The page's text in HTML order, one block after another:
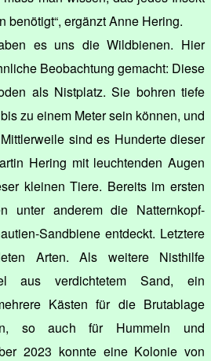
benötigt“, ergänzt Anne Hering.
es uns die Wildbienen. Hier
Beobachtung gemacht: Diese
als Nistplatz. Sie bohren tiefe
zu einem Meter sein können, und
sind es Hunderte dieser
Hering mit leuchtenden Augen
kleinen Tiere. Bereits im ersten
unter anderem die Natternkopf-
Sandbiene entdeckt. Letztere
Arten. Als weitere Nisthilfe
aus verdichtetem Sand, ein
Kästen für die Brutablage
so auch für Hummeln und
2023 konnte eine Kolonie von